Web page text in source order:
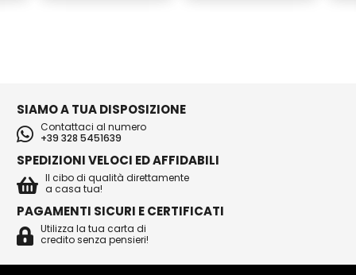
SIAMO A TUA DISPOSIZIONE
Contattaci al numero
+39 328 5451639
SPEDIZIONI VELOCI ED AFFIDABILI
Il cibo di qualità direttamente
a casa tua!
PAGAMENTI SICURI E CERTIFICATI
Utilizza la tua carta di
credito senza pensieri!